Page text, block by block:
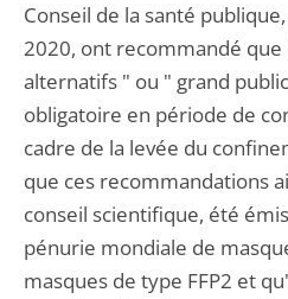
Conseil de la santé
2020, ont recommandé
alternatifs " ou " grand
obligatoire en période de
cadre de la levée du
que ces recommandations
conseil scientifique, été
pénurie mondiale de
masques de type FFP2 et